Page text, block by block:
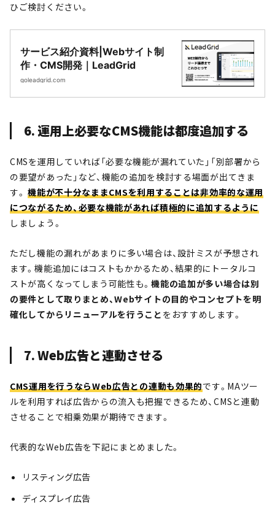
ひご検討ください。
サービス紹介資料|Webサイト制
作・CMS開発｜LeadGrid
goleadgrid.com
6. 運用上必要なCMS機能は都度追加する
CMSを運用していれば「必要な機能が漏れていた」「別部署から
の要望があった」など、機能の追加を検討する場面が出てきま
す。機能が不十分なままCMSを利用することは非効率的な運用
につながるため、必要な機能があれば積極的に追加するように
しましょう。
ただし機能の漏れがあまりに多い場合は、設計ミスが予想され
ます。機能追加にはコストもかかるため、結果的にトータルコ
ストが高くなってしまう可能性も。機能の追加が多い場合は別
の要件として取りまとめ、Webサイトの目的やコンセプトを明
確化してからリニューアルを行うこと をおすすめします。
7. Web広告と連動させる
CMS運用を行うならWeb広告との連動も効果的です。MAツー
ルを利用すれば広告からの流入も把握できるため、CMSと連動
させることで相乗効果が期待できます。
代表的なWeb広告を下記にまとめました。
リスティング広告
ディスプレイ広告